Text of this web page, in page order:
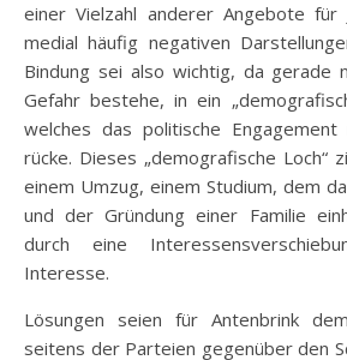
einer Vielzahl anderer Angebote für
medial häufig negativen
Bindung sei also wichtig, da gerade
Gefahr bestehe, in ein
welches das politische
rücke. Dieses „demografische Loch“
einem Umzug, einem Studium, dem
und der Gründung einer Familie
durch eine
Interesse.
Lösungen seien für Antenbrink
seitens der Parteien gegenüber den